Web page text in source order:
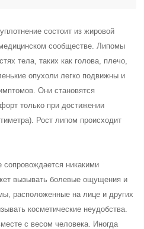
состоит из жировой
сообществе. Липомы
тела, таких как голова, плечо,
опухоли легко подвижны и
Они становятся
только при достижении
Рост липом происходит
никакими
вызывать болевые ощущения и
расположенные на лице и других
косметические неудобства.
с весом человека. Иногда